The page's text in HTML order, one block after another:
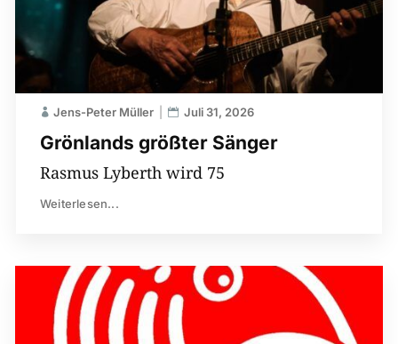
Grönlands größter Sänger
Jens-Peter Müller Juli 31, 2026
Rasmus Lyberth wird 75
Weiterlesen...